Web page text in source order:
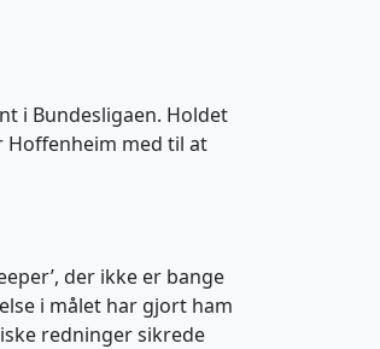
i Bundesligaen. Holdet
Hoffenheim med til at
der ikke er bange
i målet har gjort ham
redninger sikrede